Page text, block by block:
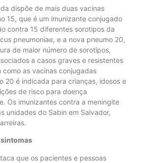
dispõe de mais duas vacinas
15, que é um imunizante conjugado
contra 15 diferentes sorotipos da
pneumoniae, e a nova pneumo 20,
de maior número de sorotipos,
a casos graves e resistentes
como as vacinas conjugadas
20 é indicada para crianças, idosos e
de risco para doença
Os imunizantes contra a meningite
unidades do Sabin em Salvador,
que os pacientes e pessoas